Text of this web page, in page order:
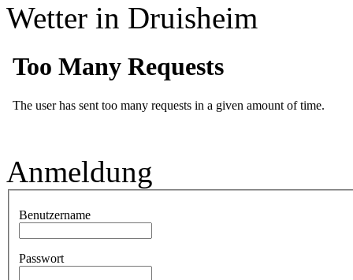
Wetter in Druisheim
Anmeldung
Benutzername
Passwort